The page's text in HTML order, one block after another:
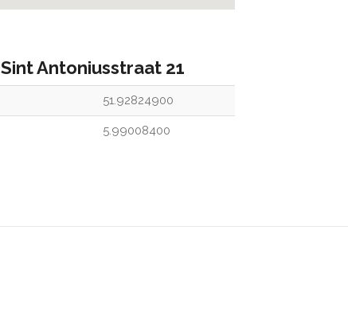
Sint Antoniusstraat 21
51.92824900
5.99008400